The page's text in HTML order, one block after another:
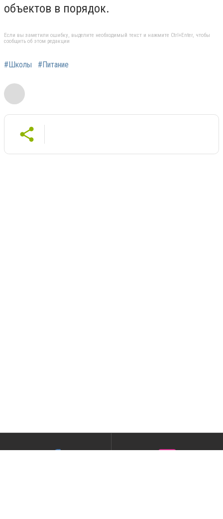
объектов в порядок.
Если вы заметили ошибку, выделите необходимый текст и нажмите Ctrl+Enter, чтобы
сообщить об этом редакции
#Школы #Питание